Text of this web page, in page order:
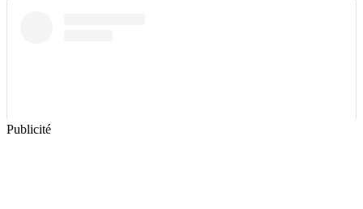
Publicité